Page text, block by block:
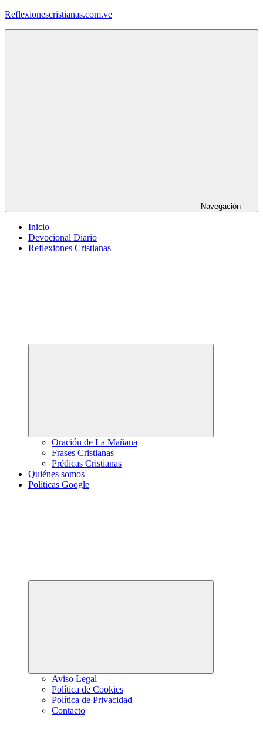
Saltar
Reflexionescristianas.com.ve
Navegación
Inicio
Devocional Diario
Reflexiones Cristianas
Oración de La Mañana
Frases Cristianas
Prédicas Cristianas
Quiénes somos
Políticas Google
Aviso Legal
Política de Cookies
Política de Privacidad
Contacto